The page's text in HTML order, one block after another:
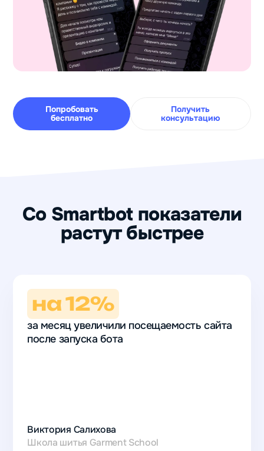
Попробовать
бесплатно
Получить
консультацию
Со Smartbot показатели
растут быстрее
на 12%
за месяц увеличили посещаемость сайта
после запуска бота
Виктория Салихова
Школа шитья Garment School
сайта